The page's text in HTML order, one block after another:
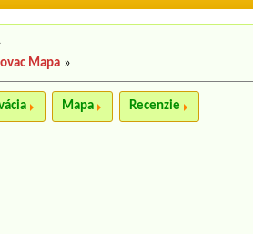
Mapa »
Mapa Recenzie